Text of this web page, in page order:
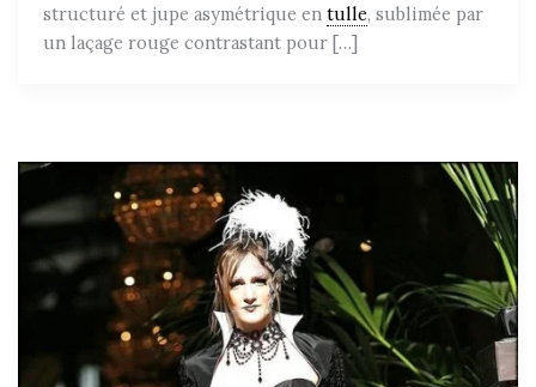
structuré et jupe asymétrique entulle, sublimée par
un laçage rouge contrastant pour […]